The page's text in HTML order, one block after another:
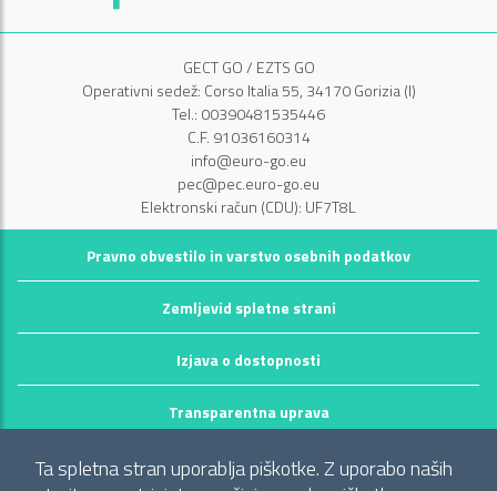
Ta spletna stran uporablja piškotke. Z uporabo naših
GECT GO / EZTS GO
Operativni sedež: Corso Italia 55, 34170 Gorizia (I)
Tel.: 00390481535446
C.F. 91036160314
info@euro-go.eu
pec@pec.euro-go.eu
Elektronski račun (CDU): UF7T8L
Pravno obvestilo in varstvo osebnih podatkov
Zemljevid spletne strani
Izjava o dostopnosti
Transparentna uprava
©2026 GECT GO / EZTS GO
Realizzato da infoFactory Web Agency.